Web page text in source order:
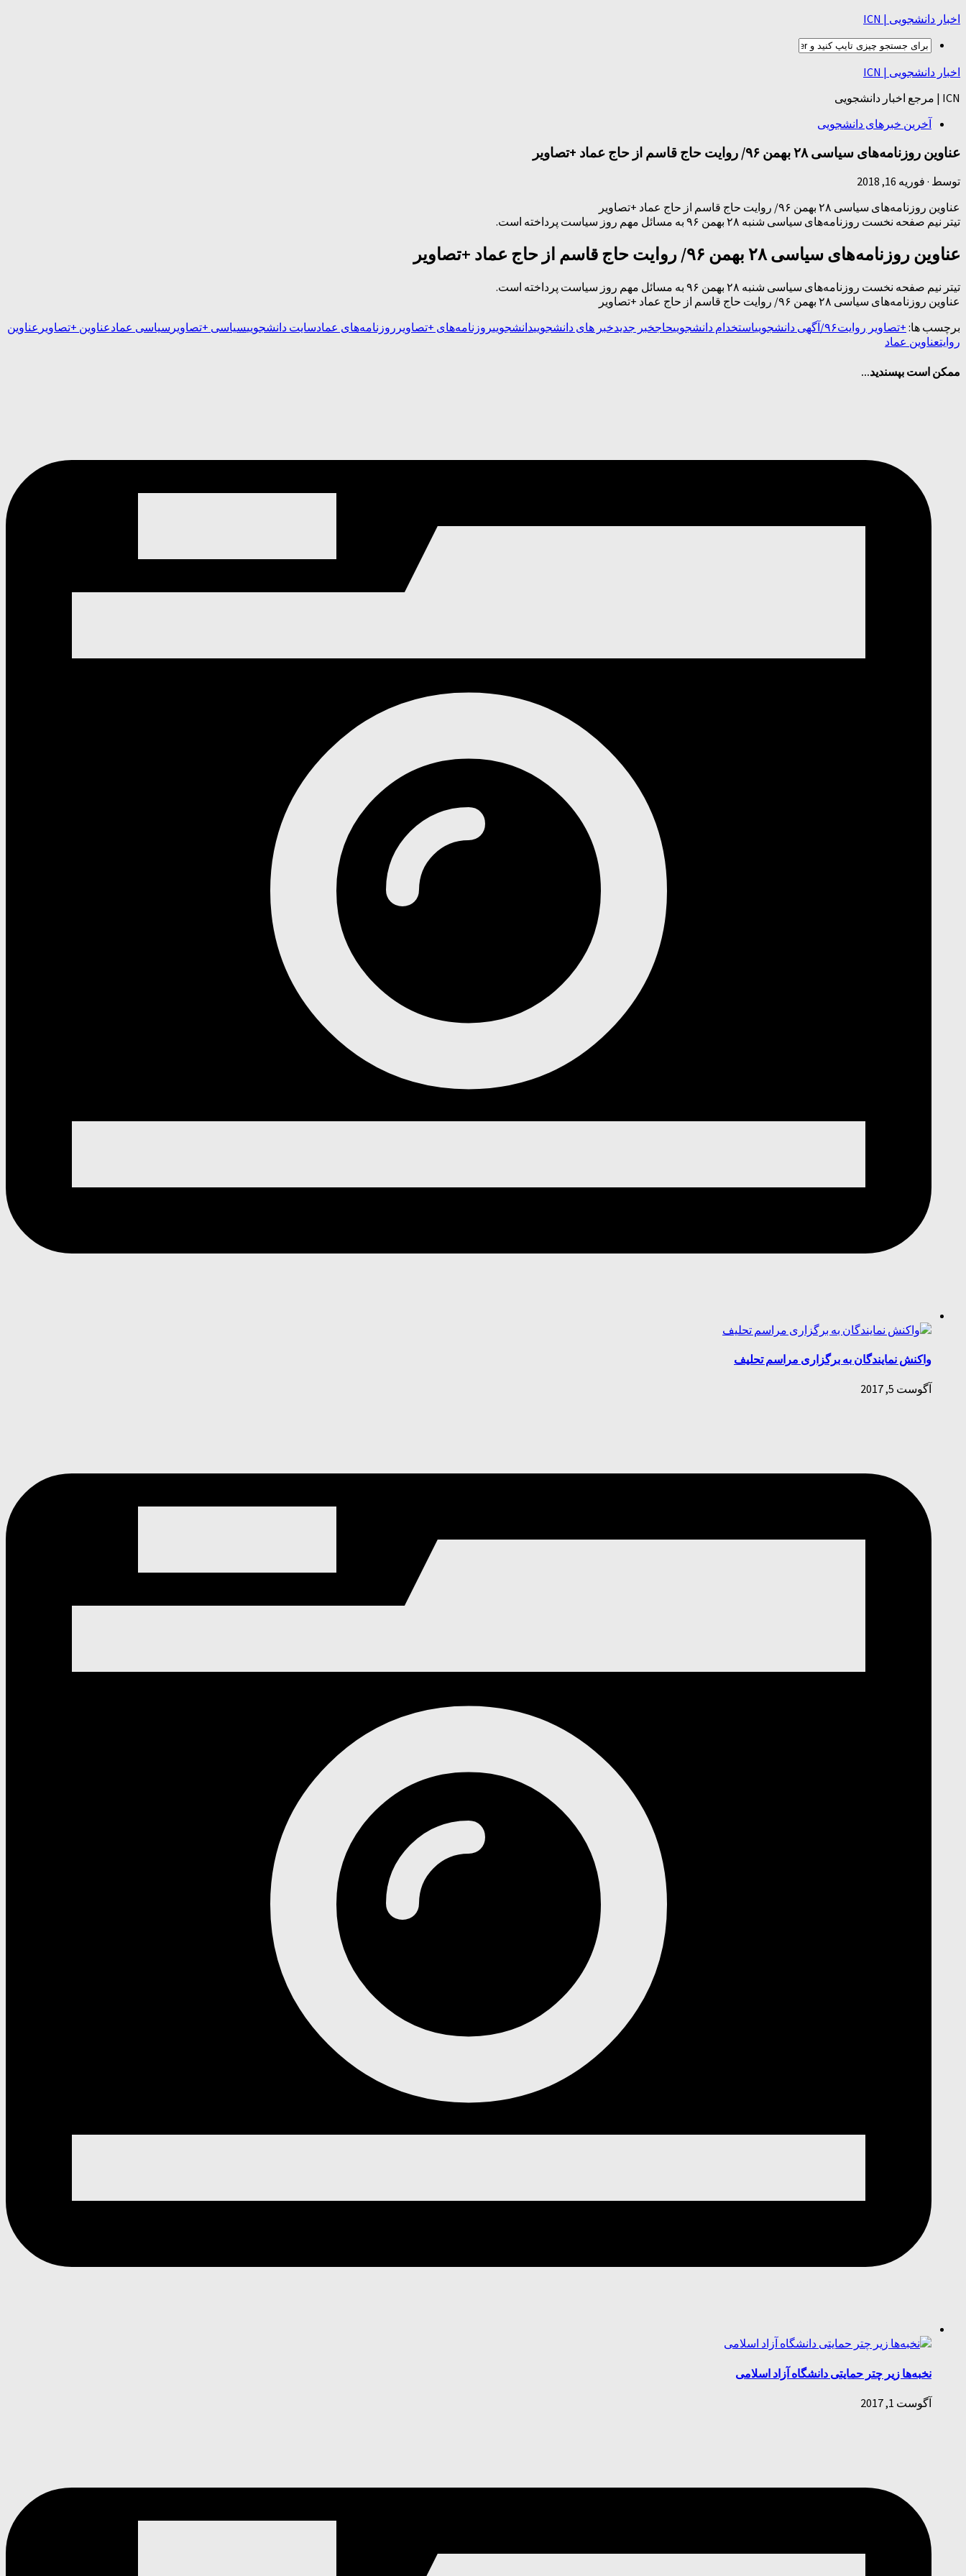
اخبار دانشجویی | ICN
اخبار دانشجویی | ICN
ICN | مرجع اخبار دانشجویی
آخرین خبرهای دانشجویی
عناوین روزنامه‌های سیاسی ۲۸ بهمن ۹۶/ روایت حاج قاسم از حاج عماد +تصاویر
توسط · فوریه 16, 2018
عناوین روزنامه‌های سیاسی ۲۸ بهمن ۹۶/ روایت حاج قاسم از حاج عماد +تصاویر
تیتر نیم صفحه نخست روزنامه‌های سیاسی شنبه ۲۸ بهمن ۹۶ به مسائل مهم روز سیاست پرداخته است.
عناوین روزنامه‌های سیاسی ۲۸ بهمن ۹۶/ روایت حاج قاسم از حاج عماد +تصاویر
تیتر نیم صفحه نخست روزنامه‌های سیاسی شنبه ۲۸ بهمن ۹۶ به مسائل مهم روز سیاست پرداخته است.
عناوین روزنامه‌های سیاسی ۲۸ بهمن ۹۶/ روایت حاج قاسم از حاج عماد +تصاویر
برچسب ها: +تصاویر روایت۹۶/ آگهی دانشجوییاستخدام دانشجوییحاجخبر جدیدخبر های دانشجوییدانشجوییروزنامه‌های +تصاویر روزنامه‌های عمادسایت دانشجوییسیاسی +تصاویر سیاسی عمادعناوین +تصاویر عناوین
روایتعناوین عماد
ممکن است بپسندید...
واکنش نمایندگان به برگزاری مراسم تحلیف
آگوست 5, 2017
نخبه‌ها زیر چتر حمایتی دانشگاه آزاد اسلامی
آگوست 1, 2017